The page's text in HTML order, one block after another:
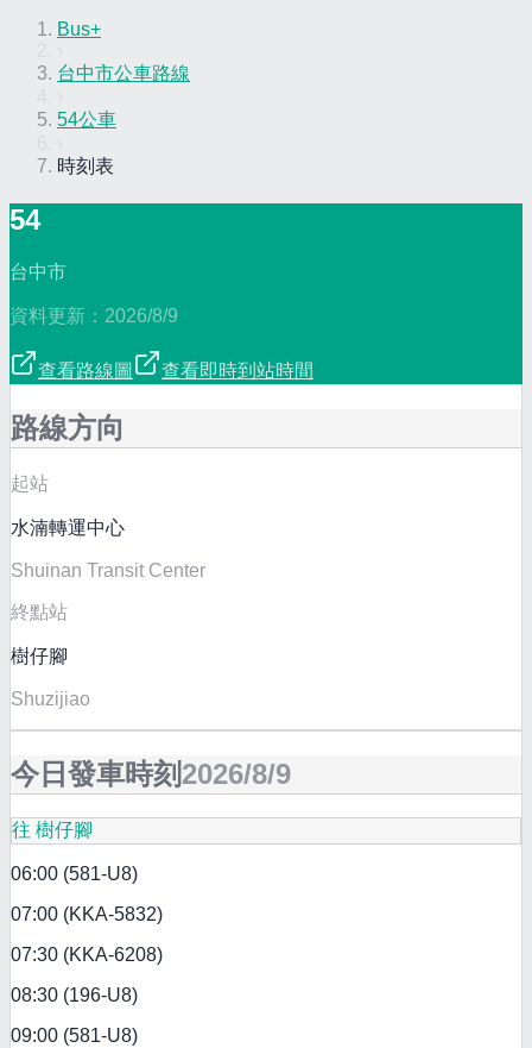
Bus+
台中市公車路線
54公車
時刻表
54
台中市
資料更新： 2026/8/9
查看路線圖 查看即時到站時間
路線方向
起站
水湳轉運中心
Shuinan Transit Center
終點站
樹仔腳
Shuzijiao
今日發車時刻 2026/8/9
往 樹仔腳
06:00 (581-U8)
07:00 (KKA-5832)
07:30 (KKA-6208)
08:30 (196-U8)
09:00 (581-U8)